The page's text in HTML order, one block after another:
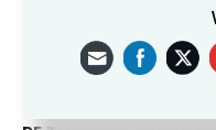
Penyaluran Bantuan